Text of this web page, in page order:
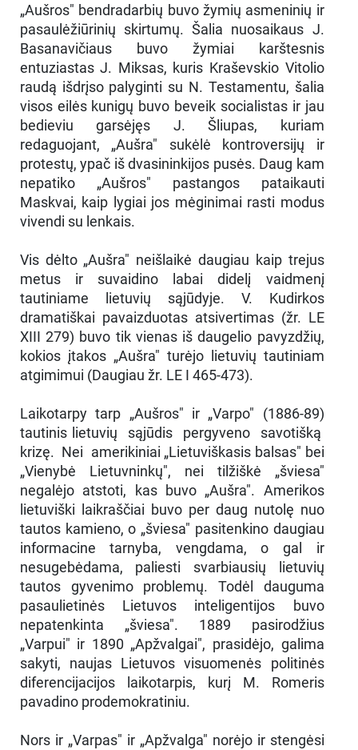
„Aušros" bendradarbių buvo žymių asmeninių ir
pasaulėžiūrinių skirtumų. Šalia nuosaikaus J.
Basanavičiaus buvo žymiai karštesnis
entuziastas J. Miksas, kuris Kraševskio Vitolio
raudą išdrįso palyginti su N. Testamentu, šalia
visos eilės kunigų buvo beveik socialistas ir jau
bedieviu garsėjęs J. Šliupas, kuriam
redaguojant, „Aušra" sukėlė kontroversijų ir
protestų, ypač iš dvasininkijos pusės. Daug kam
nepatiko „Aušros" pastangos pataikauti
Maskvai, kaip lygiai jos mėginimai rasti modus
vivendi su lenkais.
Vis dėlto „Aušra" neišlaikė daugiau kaip trejus
metus ir suvaidino labai didelį vaidmenį
tautiniame lietuvių sąjūdyje. V. Kudirkos
dramatiškai pavaizduotas atsivertimas (žr. LE
XIII 279) buvo tik vienas iš daugelio pavyzdžių,
kokios įtakos „Aušra" turėjo lietuvių tautiniam
atgimimui (Daugiau žr. LE I 465-473).
Laikotarpy tarp „Aušros" ir „Varpo" (1886-89)
tautinis lietuvių sąjūdis pergyveno savotišką
krizę. Nei amerikiniai „Lietuviškasis balsas" bei
„Vienybė Lietuvninkų", nei tilžiškė „šviesa"
negalėjo atstoti, kas buvo „Aušra". Amerikos
lietuviški laikraščiai buvo per daug nutolę nuo
tautos kamieno, o „šviesa" pasitenkino daugiau
informacine tarnyba, vengdama, o gal ir
nesugebėdama, paliesti svarbiausių lietuvių
tautos gyvenimo problemų. Todėl dauguma
pasaulietinės Lietuvos inteligentijos buvo
nepatenkinta „šviesa". 1889 pasirodžius
„Varpui" ir 1890 „Apžvalgai", prasidėjo, galima
sakyti, naujas Lietuvos visuomenės politinės
diferencijacijos laikotarpis, kurį M. Romeris
pavadino prodemokratiniu.
Nors ir „Varpas" ir „Apžvalga" norėjo ir stengėsi